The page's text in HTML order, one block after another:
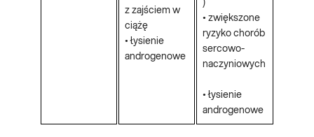
z zajściem w
ciążę
• łysienie
androgenowe
)
• zwiększone
ryzyko chorób
sercowo-
naczyniowych
• łysienie
androgenowe